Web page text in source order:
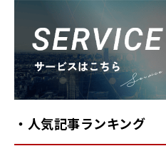
Service
・人気記事ランキング